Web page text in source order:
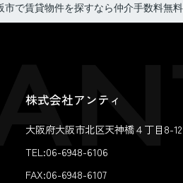
市で賃貸物件を探すなら仲介手数料無
株式会社アンティ
大阪府大阪市北区天神橋４丁目8-
TEL:06-6948-6106
FAX:06-6948-6107